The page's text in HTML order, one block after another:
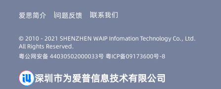
爱思简介 问题反馈 联系我们
© 2010 - 2021 SHENZHEN WAIP Infomation Technology Co., Ltd.
All Rights Reserved.
粤公网安备 44030502000033号粤ICP备09173600号-8
深圳市为爱普信息技术有限公司